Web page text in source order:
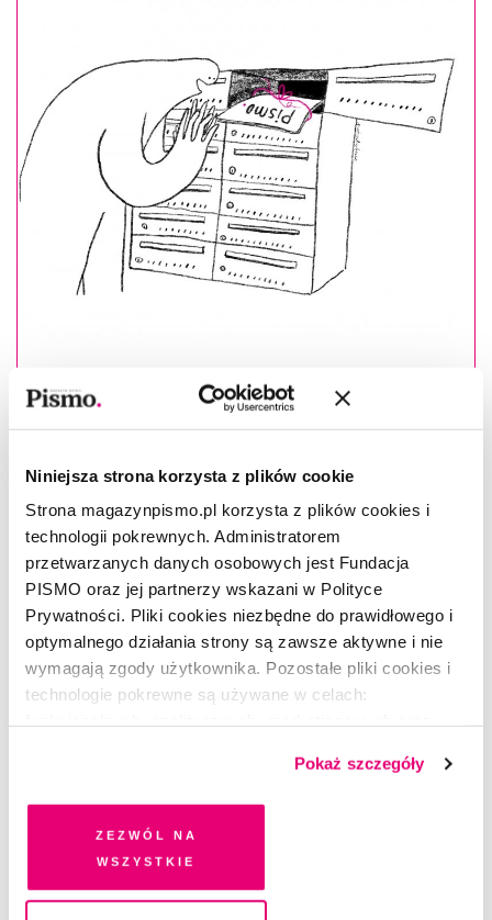
Niniejsza strona korzysta z plików cookie
Strona magazynpismo.pl korzysta z plików cookies i
technologii pokrewnych. Administratorem
przetwarzanych danych osobowych jest Fundacja
PISMO oraz jej partnerzy wskazani w Polityce
Prywatności. Pliki cookies niezbędne do prawidłowego i
optymalnego działania strony są zawsze aktywne i nie
wymagają zgody użytkownika. Pozostałe pliki cookies i
technologie pokrewne są używane w celach:
dobrowolną zgodę na pliki cookies i technologie
pokrewne, zgadzasz się na przechowywanie informacji
na Twoim urządzeniu końcowym lub dostęp do niego i
przetwarzanie danych. Zgodę na wszystkie lub niektóre
chwili wycofać lub ponowić w zakładce "Ustawienia
Pokaż szczegóły
Zezwól na
wszystkie
Masz konto? Zaloguj się
Julia Lachowicz-Nowińska–(ur. 1984), dziennikarka,
Geographic”. Autorka książkiUmarłem cztery razyi albumu
H2O.
Więcej na ten temat możesz posłuchać6 sierpnia o
godz. 17:00
na antenie
Warszawa 101,5 FM, Katowice 93,6 FM, Kraków 93,7
FM, Hel 107,8 FM oraz na
Weryfikację faktów w „Piśmie” wspiera